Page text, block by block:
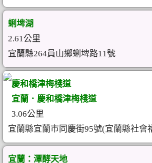
蜊埤湖
2.61公里
宜蘭縣264員山鄉蜊埤路11號
慶和橋津梅棧道
宜蘭．慶和橋津梅棧道
3.06公里
宜蘭縣宜蘭市同慶街95號(宜蘭縣社會
宜蘭：潭酵天地